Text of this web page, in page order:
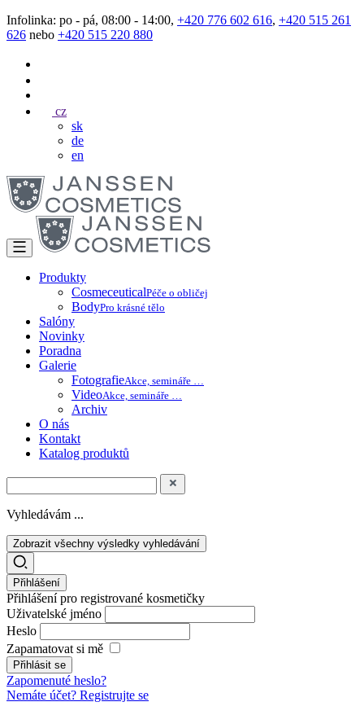
Infolinka: po - pá, 08:00 - 14:00, +420 776 602 616, +420 515 261
626 nebo +420 515 220 880
cz
sk
de
en
Produkty
CosmeceuticalPéče o obličej
BodyPro krásné tělo
Salóny
Novinky
Poradna
Galerie
FotografieAkce, semináře …
VideoAkce, semináře …
Archiv
O nás
Kontakt
Katalog produktů
Vyhledávám ...
Zobrazit všechny výsledky vyhledávání
Přihlášení
Přihlášení pro registrované kosmetičky
Uživatelské jméno
Heslo
Zapamatovat si mě
Zapomenuté heslo?
Nemáte účet? Registrujte se